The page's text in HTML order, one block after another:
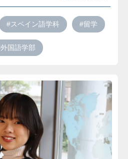
#スペイン語学科 #留学
国語学部